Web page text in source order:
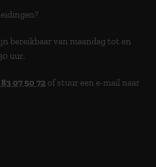
bereikbaar van maandag tot en
uur.
07 50 72 of stuur een e-mail naar